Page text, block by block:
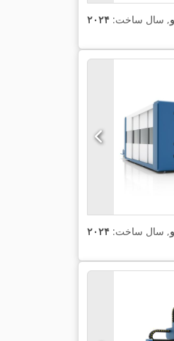
, سال ساخت: ۲۰۲۴
, سال ساخت: ۲۰۲۴